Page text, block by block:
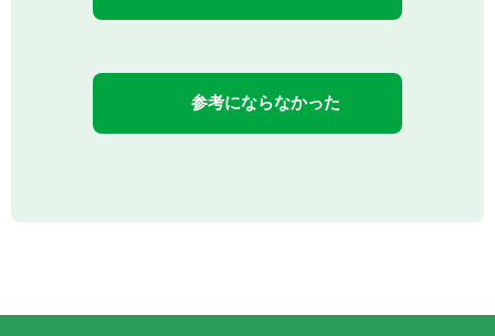
参考にならなかった